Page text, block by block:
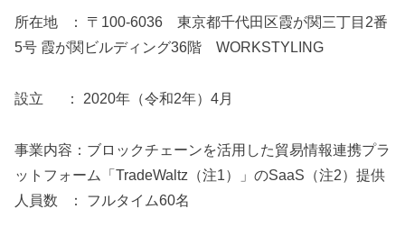
所在地 ： 〒100-6036 東京都千代田区霞が関三丁目2番
5号 霞が関ビルディング36階 WORKSTYLING
設立 ： 2020年（令和2年）4月
事業内容：ブロックチェーンを活用した貿易情報連携プラ
ットフォーム「TradeWaltz（注1）」のSaaS（注2）提供
人員数 ： フルタイム60名